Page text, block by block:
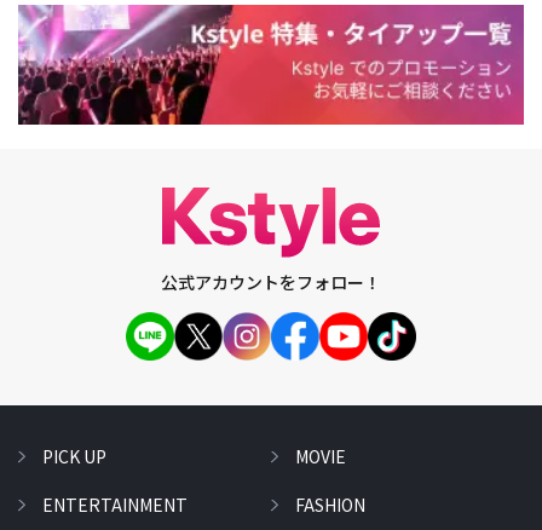
公式アカウントをフォロー！
PICK UP
ENTERTAINMENT
MOVIE
FASHION